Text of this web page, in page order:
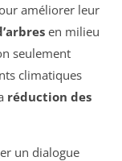
améliorer leur
en milieu
seulement
climatiques
réduction des
un dialogue